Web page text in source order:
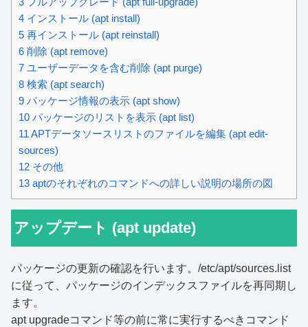
4 インストール (apt install)
5 再インストール (apt reinstall)
6 削除 (apt remove)
7 ユーザーデータを含む削除 (apt purge)
8 検索 (apt search)
9 パッケージ情報の表示 (apt show)
10 パッケージのリストを表示 (apt list)
11 APTデータソースリストのファイルを編集 (apt edit-
sources)
12 その他
13 aptのそれぞれのコマンドへの詳しい説明の場所の図
アップデート (apt update)
パッケージの更新の確認を行います。/etc/apt/sources.list
に従って、パッケージのインデックスファイルを再同期し
ます。
apt upgradeコマンド等の前に常に実行するべきコマンド